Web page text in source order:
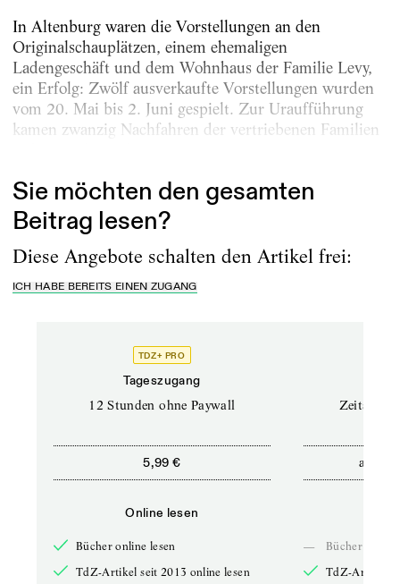
In Altenburg waren die Vorstellungen an den
Originalschauplätzen, einem ehemaligen
Ladengeschäft und dem Wohnhaus der Familie Levy,
ein Erfolg: Zwölf ausverkaufte Vorstellungen wurden
vom 20. Mai bis 2. Juni gespielt. Zur Uraufführung
kamen zwanzig Nachfahren der vertriebenen Familien
Sie möchten den gesamten
Beitrag lesen?
Diese Angebote schalten den Artikel frei:
ICH HABE BEREITS EINEN ZUGANG
TDZ+ PRO
Tageszugang
12 Stunden ohne Paywall
5,99 €
Online lesen
Bücher online lesen
TdZ-Artikel seit 2013 online lesen
ab
—
Bücher online
TdZ-Artikel